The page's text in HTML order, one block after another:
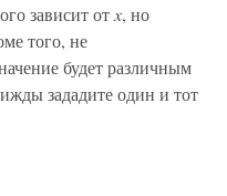
зависит от x, но
того, не
будет различным
зададите один и тот